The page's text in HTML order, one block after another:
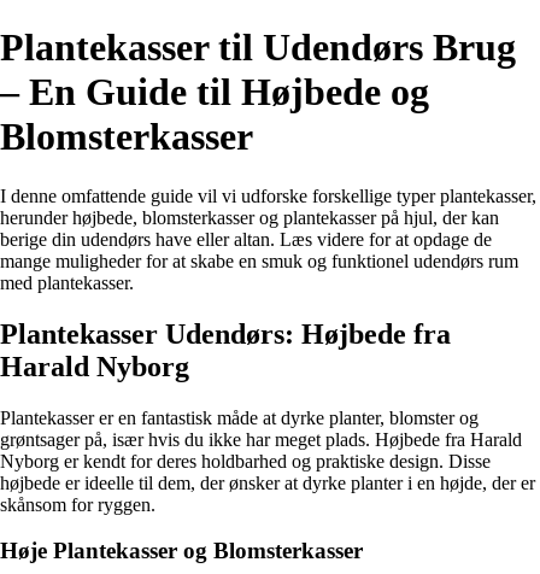
Plantekasser til Udendørs Brug
– En Guide til Højbede og
Blomsterkasser
I denne omfattende guide vil vi udforske forskellige typer plantekasser,
herunder højbede, blomsterkasser og plantekasser på hjul, der kan
berige din udendørs have eller altan. Læs videre for at opdage de
mange muligheder for at skabe en smuk og funktionel udendørs rum
med plantekasser.
Plantekasser Udendørs: Højbede fra
Harald Nyborg
Plantekasser er en fantastisk måde at dyrke planter, blomster og
grøntsager på, især hvis du ikke har meget plads. Højbede fra Harald
Nyborg er kendt for deres holdbarhed og praktiske design. Disse
højbede er ideelle til dem, der ønsker at dyrke planter i en højde, der er
skånsom for ryggen.
Høje Plantekasser og Blomsterkasser